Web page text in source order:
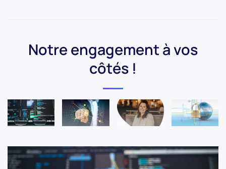
Notre engagement à vos
côtés !